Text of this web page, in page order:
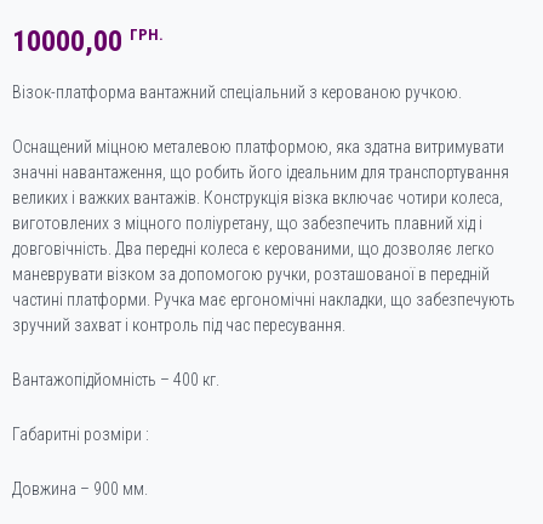
10000,00 ГРН.
Візок-платформа вантажний спеціальний з керованою ручкою.
Оснащений міцною металевою платформою, яка здатна витримувати
значні навантаження, що робить його ідеальним для транспортування
великих і важких вантажів. Конструкція візка включає чотири колеса,
виготовлених з міцного поліуретану, що забезпечить плавний хід і
довговічність. Два передні колеса є керованими, що дозволяє легко
маневрувати візком за допомогою ручки, розташованої в передній
частині платформи. Ручка має ергономічні накладки, що забезпечують
зручний захват і контроль під час пересування.
Вантажопідйомність – 400 кг.
Габаритні розміри :
Довжина – 900 мм.